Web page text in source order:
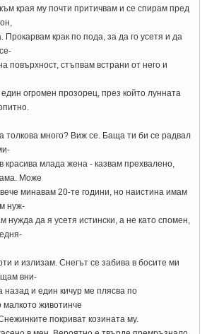
края му почти притичвам и се спирам пред
Прокарвам крак по пода, за да го усетя и да
повърхност, стъпвам встрани от него и
огромен прозорец, през който лунната
толкова много? Виж се. Баща ти би се радвал
красива млада жена - казвам прехвалено,
Може
минавам 20-те години, но наистина имам
нуж-
нужда да я усетя истински, а не като спомен,
и излизам. Снегът се забива в босите ми
вни-
и един кичур ме плясва по
животинче
покриват козината му.